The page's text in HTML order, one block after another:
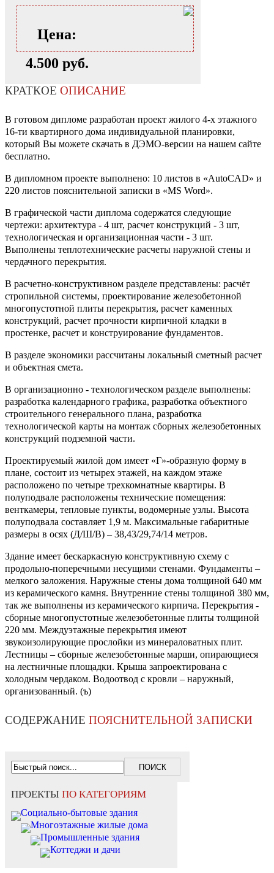
Цена:
4.500 руб.
КРАТКОЕ ОПИСАНИЕ
В готовом дипломе разработан проект жилого 4-х этажного
16-ти квартирного дома индивидуальной планировки,
который Вы можете скачать в ДЭМО-версии на нашем сайте
бесплатно.
В дипломном проекте выполнено: 10 листов в «AutoCAD» и
220 листов пояснительной записки в «MS Word».
В графической части диплома содержатся следующие
чертежи: архитектура - 4 шт, расчет конструкций - 3 шт,
технологическая и организационная части - 3 шт.
Выполнены теплотехнические расчеты наружной стены и
чердачного перекрытия.
В расчетно-конструктивном разделе представлены: расчёт
стропильной системы, проектирование железобетонной
многопустотной плиты перекрытия, расчет каменных
конструкций, расчет прочности кирпичной кладки в
простенке, расчет и конструирование фундаментов.
В разделе экономики рассчитаны локальный сметный расчет
и объектная смета.
В организационно - технологическом разделе выполнены:
разработка календарного графика, разработка объектного
строительного генерального плана, разработка
технологической карты на монтаж сборных железобетонных
конструкций подземной части.
Проектируемый жилой дом имеет «Г»-образную форму в
плане, состоит из четырех этажей, на каждом этаже
расположено по четыре трехкомнатные квартиры. В
полуподвале расположены технические помещения:
венткамеры, тепловые пункты, водомерные узлы. Высота
полуподвала составляет 1,9 м. Максимальные габаритные
размеры в осях (Д/Ш/В) – 38,43/29,74/14 метров.
Здание имеет бескаркасную конструктивную схему с
продольно-поперечными несущими стенами. Фундаменты –
мелкого заложения. Наружные стены дома толщиной 640 мм
из керамического камня. Внутренние стены толщиной 380 мм,
так же выполнены из керамического кирпича. Перекрытия -
сборные многопустотные железобетонные плиты толщиной
220 мм. Междуэтажные перекрытия имеют
звукоизолирующие прослойки из минераловатных плит.
Лестницы – сборные железобетонные марши, опирающиеся
на лестничные площадки. Крыша запроектирована с
холодным чердаком. Водоотвод с кровли – наружный,
организованный. (ъ)
СОДЕРЖАНИЕ ПОЯСНИТЕЛЬНОЙ ЗАПИСКИ
ПРОЕКТЫ ПО КАТЕГОРИЯМ
Социально-бытовые здания
Многоэтажные жилые дома
Промышленные здания
Коттеджи и дачи